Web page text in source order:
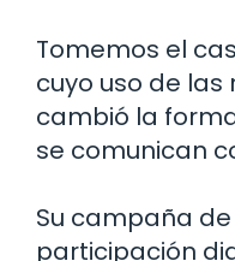
Tomemos el
cuyo uso de las
cambió la
se comunican
Su campaña
participación